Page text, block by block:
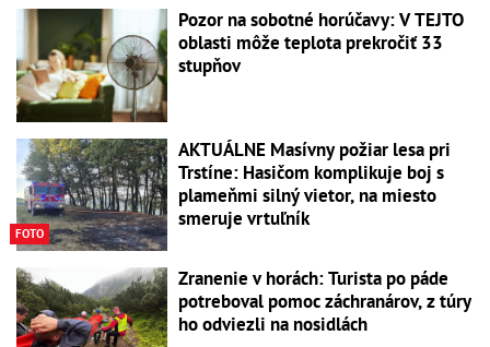
Pozor na sobotné horúčavy: V TEJTO
oblasti môže teplota prekročiť 33
stupňov
FOTO
AKTUÁLNE Masívny požiar lesa pri
Trstíne: Hasičom komplikuje boj s
plameňmi silný vietor, na miesto
smeruje vrtuľník
Zranenie v horách: Turista po páde
potreboval pomoc záchranárov, z túry
ho odviezli na nosidlách